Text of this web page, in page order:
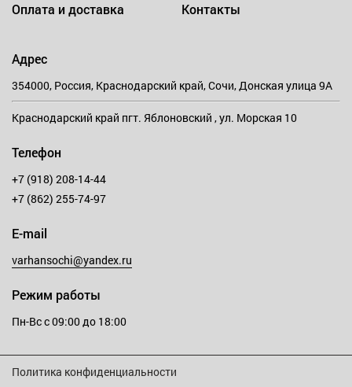
Оплата и доставка
Контакты
Адрес
354000, Россия, Краснодарский край, Сочи, Донская улица 9А
Краснодарский край пгт. Яблоновский , ул. Морская 10
Телефон
+7 (918) 208-14-44
+7 (862) 255-74-97
E-mail
varhansochi@yandex.ru
Режим работы
Пн-Вс с 09:00 до 18:00
Политика конфиденциальности